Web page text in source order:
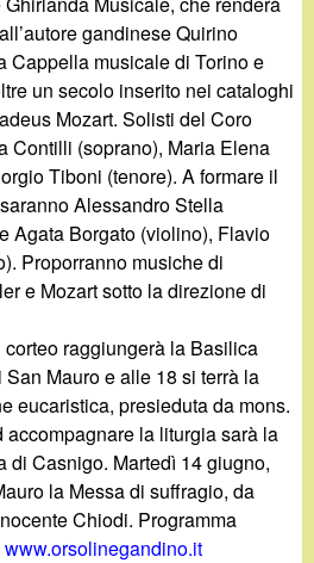
gandinese Quirino
Cappella musicale di Torino e
un secolo inserito nei cataloghi
Mozart. Solisti del Coro
Contilli (soprano), Maria Elena
Tiboni (tenore). A formare il
Alessandro Stella
Agata Borgato (violino), Flavio
Proporranno musiche di
e Mozart sotto la direzione di
raggiungerà la Basilica
Mauro e alle 18 si terrà la
eucaristica, presieduta da mons.
la liturgia sarà la
di Casnigo. Martedì 14 giugno,
la Messa di suffragio, da
Chiodi. Programma
www.orsolinegandino.it